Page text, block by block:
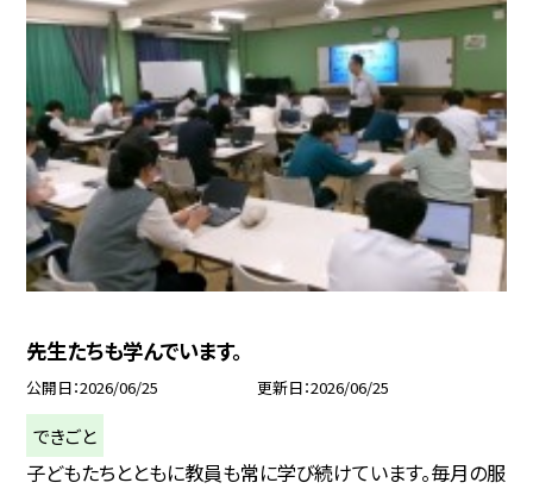
先生たちも学んでいます。
公開日 2026/06/25 更新日 2026/06/25
できごと
子どもたちとともに教員も常に学び続けています。毎月の服